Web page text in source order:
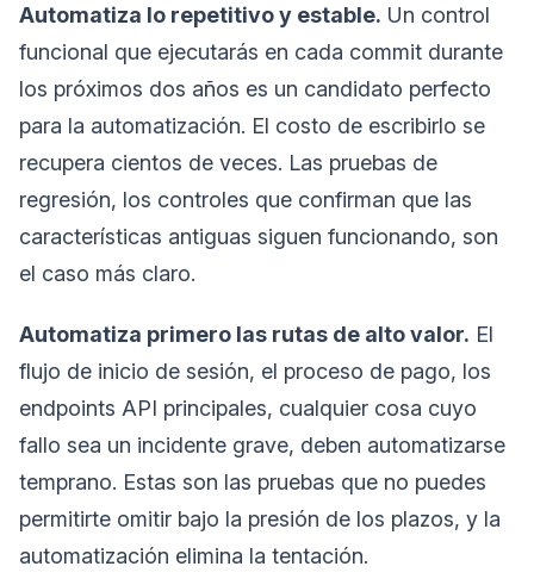
Automatiza lo repetitivo y estable. Un control
funcional que ejecutarás en cada commit durante
los próximos dos años es un candidato perfecto
para la automatización. El costo de escribirlo se
recupera cientos de veces. Las pruebas de
regresión, los controles que confirman que las
características antiguas siguen funcionando, son
el caso más claro.
Automatiza primero las rutas de alto valor. El
flujo de inicio de sesión, el proceso de pago, los
endpoints API principales, cualquier cosa cuyo
fallo sea un incidente grave, deben automatizarse
temprano. Estas son las pruebas que no puedes
permitirte omitir bajo la presión de los plazos, y la
automatización elimina la tentación.